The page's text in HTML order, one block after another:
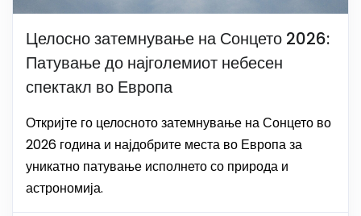
Целосно затемнување на Сонцето 2026:
Патување до најголемиот небесен
спектакл во Европа
Откријте го целосното затемнување на Сонцето во
2026 година и најдобрите места во Европа за
уникатно патување исполнето со природа и
астрономија.